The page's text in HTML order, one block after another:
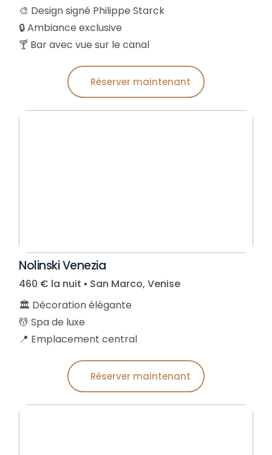
🎨 Design signé Philippe Starck
🔒 Ambiance exclusive
🍸 Bar avec vue sur le canal
Réserver maintenant
Nolinski Venezia
460 € la nuit ▪︎ San Marco, Venise
🏛️ Décoration élégante
💆 Spa de luxe
📍 Emplacement central
Réserver maintenant